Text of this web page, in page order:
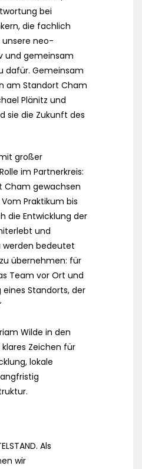
bei
die fachlich
unsere neo-
und gemeinsam
dafür. Gemeinsam
am Standort Cham
Plänitz und
sie die Zukunft des
großer
im Partnerkreis:
Cham gewachsen
Praktikum bis
die Entwicklung der
und
bedeutet
übernehmen: für
Team vor Ort und
Standorts, der
Wilde in den
Zeichen für
lokale
Als
wir